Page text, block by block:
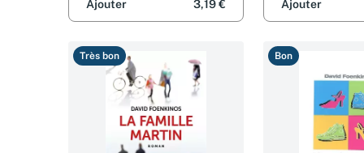
Ajouter 3,19 €
Ajouter
Très bon Bon